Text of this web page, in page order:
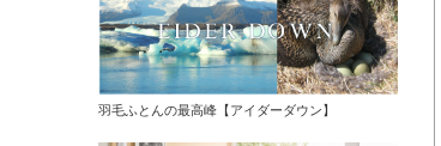
羽毛ふとんの最高峰【アイダーダウン】